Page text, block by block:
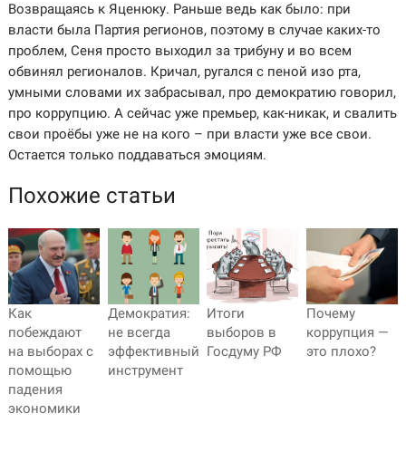
Возвращаясь к Яценюку. Раньше ведь как было: при
власти была Партия регионов, поэтому в случае каких-то
проблем, Сеня просто выходил за трибуну и во всем
обвинял регионалов. Кричал, ругался с пеной изо рта,
умными словами их забрасывал, про демократию говорил,
про коррупцию. А сейчас уже премьер, как-никак, и свалить
свои проёбы уже не на кого – при власти уже все свои.
Остается только поддаваться эмоциям.
Похожие статьи
Как
побеждают
на выборах с
помощью
падения
экономики
Демократия:
не всегда
эффективный
инструмент
Итоги
выборов в
Госдуму РФ
Почему
коррупция —
это плохо?